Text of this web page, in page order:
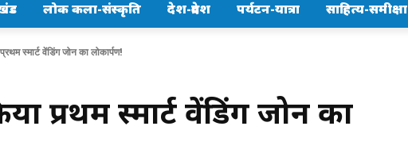
लोक कला-संस्कृति देश-प्रदेश पर्यटन-यात्रा साहित्य-समीक्षा
स्मार्ट वेंडिंग जोन का लोकार्पण!
प्रथम स्मार्ट वेंडिंग जोन का